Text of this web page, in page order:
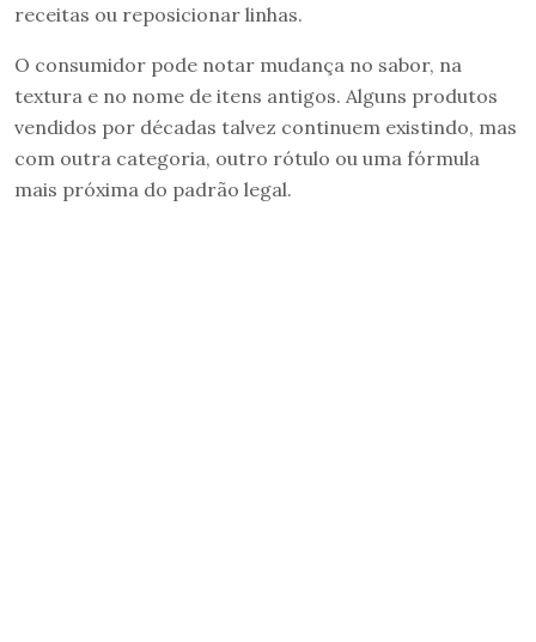
receitas ou reposicionar linhas.
O consumidor pode notar mudança no sabor, na
textura e no nome de itens antigos. Alguns produtos
vendidos por décadas talvez continuem existindo, mas
com outra categoria, outro rótulo ou uma fórmula
mais próxima do padrão legal.